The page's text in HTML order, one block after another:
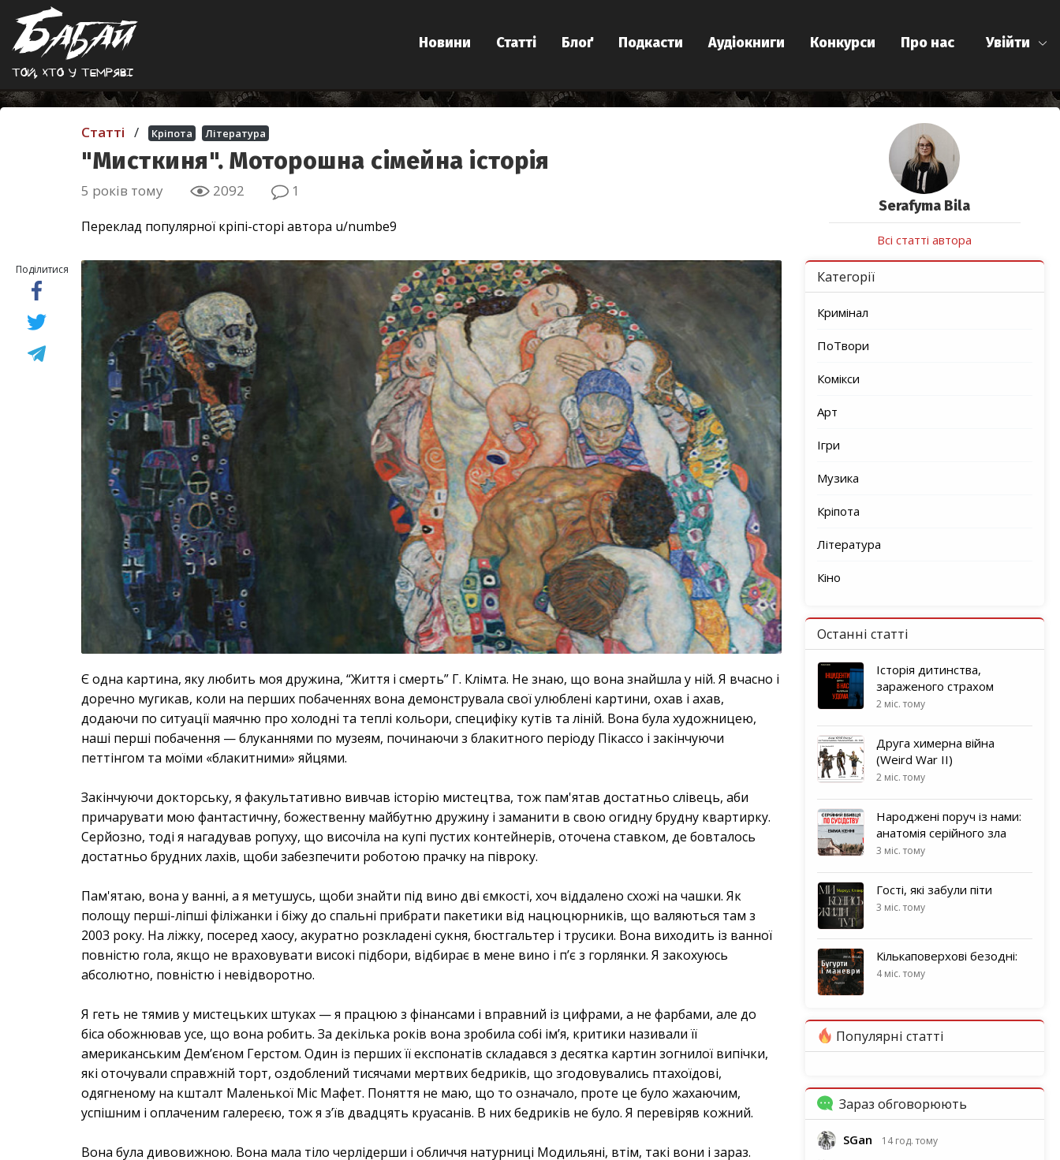
Той, хто у темрявi
Увійти
Новини Статті Блоґ Подкасти Аудіокниги Конкурси Про нас
Статті / Кріпота Література
"Мисткиня". Моторошна сімейна історія
5 років тому 2092 1
Переклад популярної кріпі-сторі автора u/numbe9
Serafyma Bila
Всі статті автора
Поділитися
Є одна картина, яку любить моя дружина, “Життя і смерть” Г. Клімта. Не знаю, що вона знайшла у ній. Я вчасно і
доречно мугикав, коли на перших побаченнях вона демонструвала свої улюблені картини, охав і ахав,
додаючи по ситуації маячню про холодні та теплі кольори, специфіку кутів та ліній. Вона була художницею,
наші перші побачення — блуканнями по музеям, починаючи з блакитного періоду Пікассо і закінчуючи
петтінгом та моїми «блакитними» яйцями.
Закінчуючи докторську, я факультативно вивчав історію мистецтва, тож пам'ятав достатньо слівець, аби
причарувати мою фантастичну, божественну майбутню дружину і заманити в свою огидну брудну квартирку.
Серйозно, тоді я нагадував ропуху, що височіла на купі пустих контейнерів, оточена ставком, де бовталось
достатньо брудних лахів, щоби забезпечити роботою прачку на півроку.
Пам'ятаю, вона у ванні, а я метушусь, щоби знайти під вино дві ємкості, хоч віддалено схожі на чашки. Як
полощу перші-ліпші філіжанки і біжу до спальні прибрати пакетики від нацюцюрників, що валяються там з
2003 року. На ліжку, посеред хаосу, акуратно розкладені сукня, бюстгальтер і трусики. Вона виходить із ванної
повністю гола, якщо не враховувати високі підбори, відбирає в мене вино і п’є з горлянки. Я закохуюсь
абсолютно, повністю і невідворотно.
Я геть не тямив у мистецьких штуках — я працюю з фінансами і вправний із цифрами, а не фарбами, але до
біса обожнював усе, що вона робить. За декілька років вона зробила собі ім’я, критики називали її
американським Дем’єном Герстом. Один із перших її експонатів складався з десятка картин зогнилої випічки,
які оточували справжній торт, оздоблений тисячами мертвих бедриків, що згодовувались птахоїдові,
одягненому на кшталт Маленької Міс Мафет. Поняття не маю, що то означало, проте це було жахаючим,
успішним і оплаченим галереєю, тож я з’їв двадцять круасанів. В них бедриків не було. Я перевіряв кожний.
Вона була дивовижною. Вона мала тіло черлідерши і обличчя натурниці Модильяні, втім, такі вони і зараз.
Категорії
Кримінал
ПоТвори
Комікси
Арт
Ігри
Музика
Кріпота
Література
Кіно
Останні статті
Історія дитинства,
зараженого страхом
2 міс. тому
Друга химерна війна
(Weird War II)
2 міс. тому
Народжені поруч із нами:
анатомія серійного зла
3 міс. тому
Гості, які забули піти
3 міс. тому
Кількаповерхові безодні:
4 міс. тому
Популярні статті
Зараз обговорюють
SGan 14 год. тому